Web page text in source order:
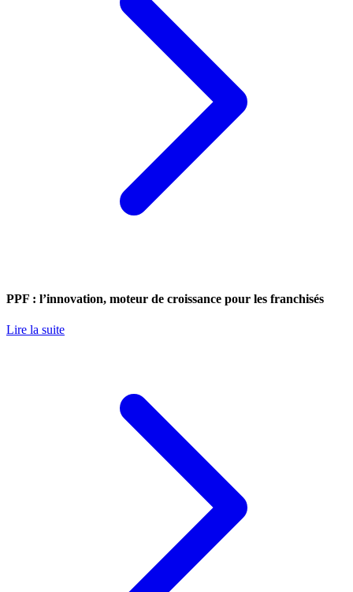
PPF : l’innovation, moteur de croissance pour les franchisés
Lire la suite